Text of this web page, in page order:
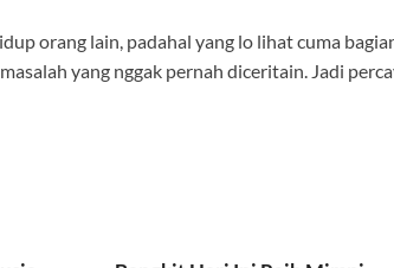
orang lain, padahal yang lo lihat cuma
yang nggak pernah diceritain. Jadi